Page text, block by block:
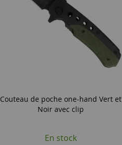
Couteau de poche one-hand Vert et
Noir avec clip
En stock